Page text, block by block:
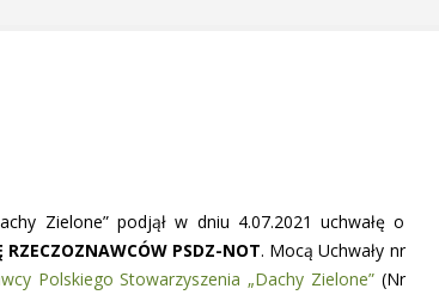
Zielone” podjął w dniu 4.07.2021 uchwałę o
PSDZ-NOT. Mocą Uchwały nr
Polskiego Stowarzyszenia „Dachy Zielone”(Nr